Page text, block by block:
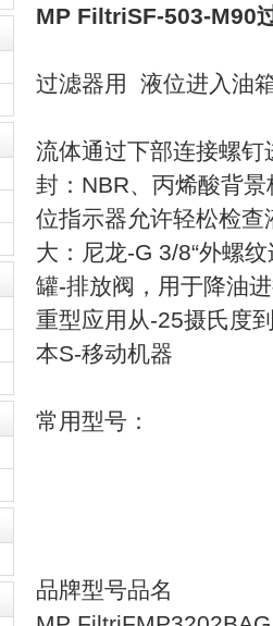
MP FiltriSF-503-M90
过滤器用 液位进入油
流体通过下部连接螺
封：NBR、丙烯酸背
位指示器允许轻松检
大：尼龙-G 3/8“外螺
罐-排放阀，用于降油
重型应用从-25摄氏度
本S-移动机器
常用型号：
品牌型号品名